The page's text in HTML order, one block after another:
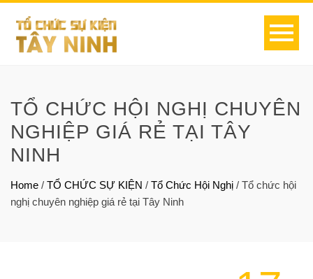
TỔ CHỨC HỘI NGHỊ CHUYÊN
NGHIỆP GIÁ RẺ TẠI TÂY
NINH
Home / TỔ CHỨC SỰ KIỆN / Tổ Chức Hội Nghị / Tổ chức hội
nghị chuyên nghiệp giá rẻ tại Tây Ninh